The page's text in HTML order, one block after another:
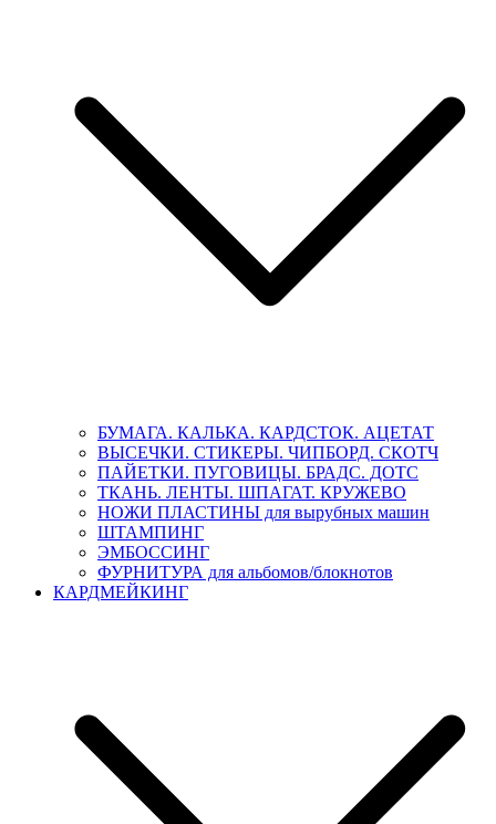
БУМАГА. КАЛЬКА. КАРДСТОК. АЦЕТАТ
ВЫСЕЧКИ. СТИКЕРЫ. ЧИПБОРД. СКОТЧ
ПАЙЕТКИ. ПУГОВИЦЫ. БРАДС. ДОТС
ТКАНЬ. ЛЕНТЫ. ШПАГАТ. КРУЖЕВО
НОЖИ ПЛАСТИНЫ для вырубных машин
ШТАМПИНГ
ЭМБОССИНГ
ФУРНИТУРА для альбомов/блокнотов
КАРДМЕЙКИНГ